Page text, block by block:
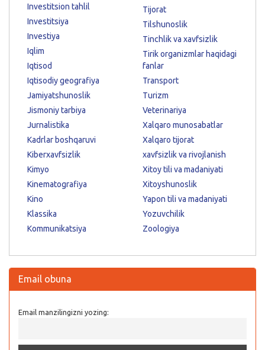
Investitsion tahlil
Investitsiya
Investiya
Iqlim
Iqtisod
Iqtisodiy geografiya
Jamiyatshunoslik
Jismoniy tarbiya
Jurnalistika
Kadrlar boshqaruvi
Kiberxavfsizlik
Kimyo
Kinematografiya
Kino
Klassika
Kommunikatsiya
Tijorat
Tilshunoslik
Tinchlik va xavfsizlik
Tirik organizmlar haqidagi
fanlar
Transport
Turizm
Veterinariya
Xalqaro munosabatlar
Xalqaro tijorat
xavfsizlik va rivojlanish
Xitoy tili va madaniyati
Xitoyshunoslik
Yapon tili va madaniyati
Yozuvchilik
Zoologiya
Email obuna
Email manzilingizni yozing: